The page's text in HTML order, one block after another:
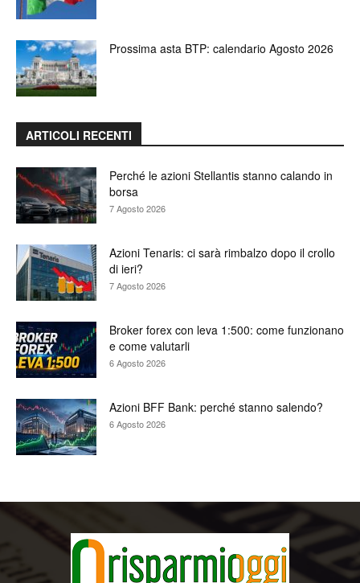
Prossima asta BTP: calendario Agosto 2026
ARTICOLI RECENTI
Perché le azioni Stellantis stanno calando in
borsa
7 Agosto 2026
Azioni Tenaris: ci sarà rimbalzo dopo il crollo
di ieri?
7 Agosto 2026
Broker forex con leva 1:500: come funzionano
e come valutarli
6 Agosto 2026
Azioni BFF Bank: perché stanno salendo?
6 Agosto 2026